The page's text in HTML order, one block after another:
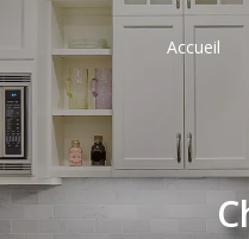
Accueil